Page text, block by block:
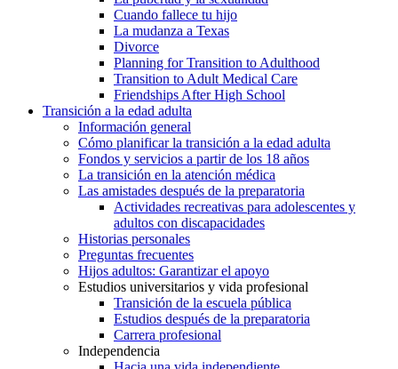
Cuando fallece tu hijo
La mudanza a Texas
Divorce
Planning for Transition to Adulthood
Transition to Adult Medical Care
Friendships After High School
Transición a la edad adulta
Información general
Cómo planificar la transición a la edad adulta
Fondos y servicios a partir de los 18 años
La transición en la atención médica
Las amistades después de la preparatoria
Actividades recreativas para adolescentes y
adultos con discapacidades
Historias personales
Preguntas frecuentes
Hijos adultos: Garantizar el apoyo
Estudios universitarios y vida profesional
Transición de la escuela pública
Estudios después de la preparatoria
Carrera profesional
Independencia